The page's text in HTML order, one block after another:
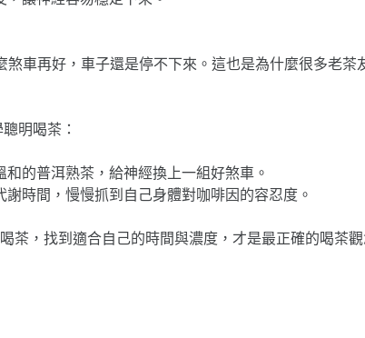
車再好，車子還是停不下來。這也是為什麼很多老
明喝茶：
的普洱熟茶，給神經換上一組好煞車。
時間，慢慢抓到自己身體對咖啡因的容忍度。
，找到適合自己的時間與濃度，才是最正確的喝茶觀